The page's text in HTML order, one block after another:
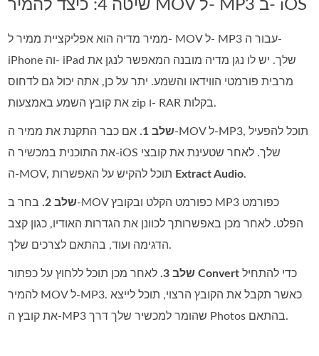
שיטה 4: כיצד להמיר MOV ל- MP3 ב- iOS
ממיר מדיה הוא אפליקציית ממיר ל- MOV ל- MP3 עבור ה-
iPhone וה- iPad שלך. יש לו נגן מדיה מובנה המאפשר לנגן את
מרבית פורמטי הווידאו והשמע. יתר על כן, אתה יכול גם לדחוס
את קובץ השמע באמצעות zip ו- RAR בקלות.
שלב 1.
אם כבר התקנת את ממיר ה‑MOV ל‑MP3, תוכל להפעיל
את התוכנית במכשיר ה‑iOS שלך. לאחר שטעינת את קובצי
Extract Audio.
שלב 2.
בחר ב‑MOV כפורמט הקלט ובקובץ MP3 כפורמט
הפלט. לאחר מכן באפשרותך לכוונן את הגדרות האודיו, כגון קצב
הדגימה ועוד, בהתאם לצרכים שלך.
שלב 3. לאחר מכן תוכל ללחוץ על כפתורConvert כדי להתחיל
להמיר MOV ל‑MP3. כאשר תקבל את הקובץ הרצוי, תוכל לייצא
את קובץ ה‑MP3 שהומר למכשיר שלך דרך Photos בהתאם.